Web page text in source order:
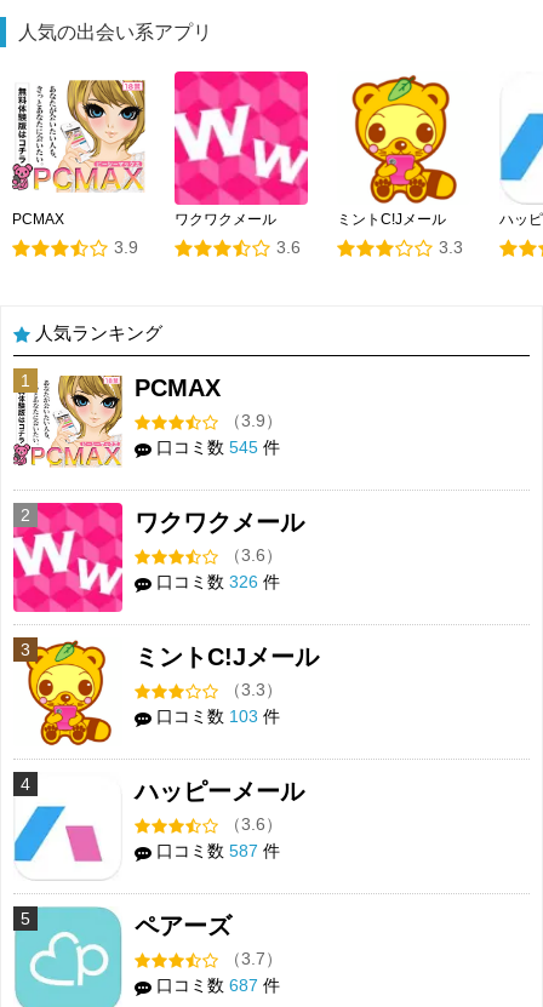
人気の出会い系アプリ
PCMAX
3.9
ワクワクメール
3.6
ミントC!Jメール
3.3
ハッ
人気ランキング
1 PCMAX
（3.9）
口コミ数 545 件
2 ワクワクメール
（3.6）
口コミ数 326 件
3 ミントC!Jメール
（3.3）
口コミ数 103 件
4 ハッピーメール
（3.6）
口コミ数 587 件
5 ペアーズ
（3.7）
口コミ数 687 件